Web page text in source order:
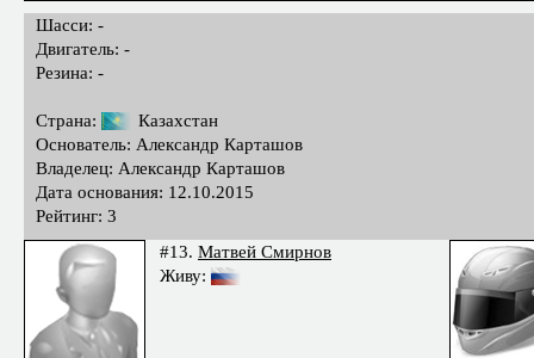
Шасси: -
Двигатель: -
Резина: -
Страна:
Казахстан
Основатель: Александр Карташов
Владелец: Александр Карташов
Дата основания: 12.10.2015
Рейтинг: 3
#13. Матвей Смирнов
Живу: